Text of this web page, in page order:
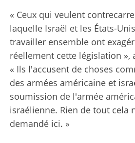
« Ceux qui veulent
laquelle Israël et les États-
travailler ensemble ont
réellement cette législation »,
« Ils l'accusent de choses
des armées américaine et
soumission de l'armée
israélienne. Rien de tout cela
demandé ici. »